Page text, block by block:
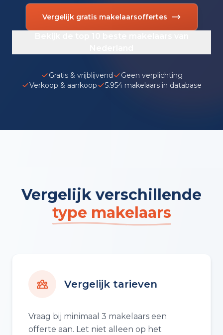
Vergelijk gratis makelaarsoffertes
Gratis & vrijblijvend
Geen verplichting
Verkoop & aankoop
5.954 makelaars in database
Vergelijk verschillende
type makelaars
Vergelijk tarieven
Vraag bij minimaal 3 makelaars een
offerte aan. Let niet alleen op het